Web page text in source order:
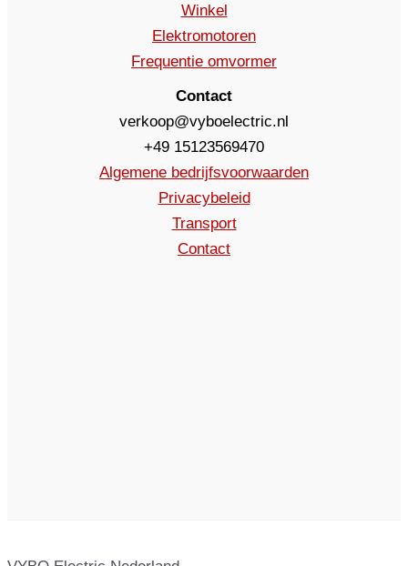
Winkel
Elektromotoren
Frequentie omvormer
Contact
verkoop@vyboelectric.nl
+49 15123569470
Algemene bedrijfsvoorwaarden
Privacybeleid
Transport
Contact